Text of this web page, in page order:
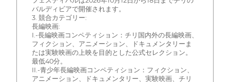
バルディビアで開催されます。
3. 競合カテゴリー:
長編映画:
I.-長編映画コンペティション：チリ国内外の長編映画、
フィクション、アニメーション、ドキュメンタリーま
たは実験映画の上映を目的とした公式セレクション。
最低40分。
II.-青少年長編映画コンペティション：フィクション、
アニメーション、ドキュメンタリー、実験映画、チリ